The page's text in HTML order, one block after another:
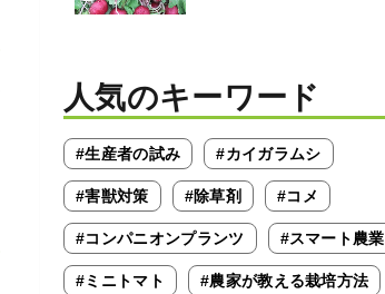
人気のキーワード
#生産者の試み #カイガラムシ
#害獣対策 #除草剤 #コメ
#コンパニオンプランツ #スマート農業
#ミニトマト #農家が教える栽培方法